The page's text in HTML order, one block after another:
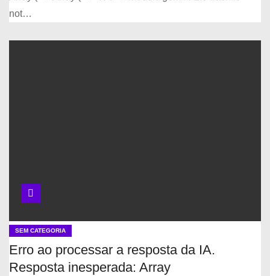
not…
SEM CATEGORIA
Erro ao processar a resposta da IA.
Resposta inesperada: Array